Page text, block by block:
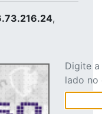
,
Digite
lado no